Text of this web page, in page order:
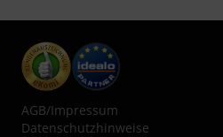
AGB/Impressum
Datenschutzhinweise